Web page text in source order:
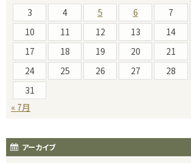
3
4 5 6 7
10
11 12 13 14
17
18 19 20 21
24
25 26 27 28
31
« 7月
アーカイブ